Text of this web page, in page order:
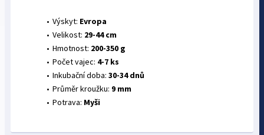
Výskyt: Evropa
Velikost: 29-44 cm
Hmotnost: 200-350 g
Počet vajec: 4-7 ks
Inkubační doba: 30-34 dnů
Průměr kroužku: 9 mm
Potrava: Myši